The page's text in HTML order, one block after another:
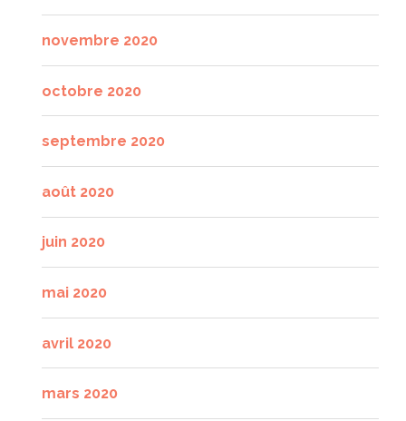
novembre 2020
octobre 2020
septembre 2020
août 2020
juin 2020
mai 2020
avril 2020
mars 2020